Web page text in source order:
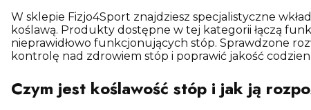
W sklepie Fizjo4Sport znajdziesz specjalistyczne
koślawą. Produkty dostępne w tej kategorii łączą
nieprawidłowo funkcjonujących stóp. Sprawdzone
kontrolę nad zdrowiem stóp i poprawić jakość
Czym jest koślawość stóp i jak ją